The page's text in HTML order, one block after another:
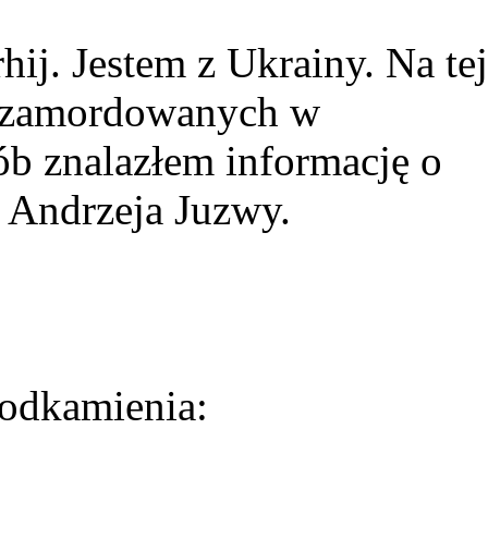
Jestem z Ukrainy. Na tej
w
znalazłem informację o
Juzwy.